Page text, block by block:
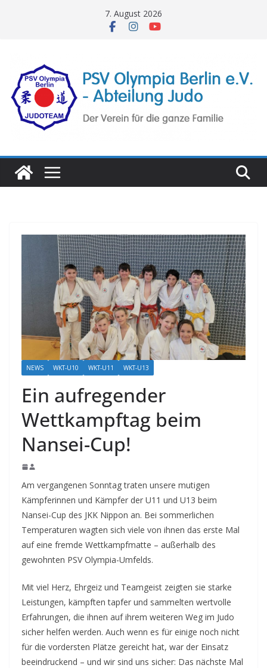
7. August 2026
NEWS WKT-U10 WKT-U11 WKT-U13
Ein aufregender
Wettkampftag beim
Nansei-Cup!
Am vergangenen Sonntag traten unsere mutigen
Kämpferinnen und Kämpfer der U11 und U13 beim
Nansei-Cup des JKK Nippon an. Bei sommerlichen
Temperaturen wagten sich viele von ihnen das erste Mal
auf eine fremde Wettkampfmatte – außerhalb des
gewohnten PSV Olympia-Umfelds.
Mit viel Herz, Ehrgeiz und Teamgeist zeigten sie starke
Leistungen, kämpften tapfer und sammelten wertvolle
Erfahrungen, die ihnen auf ihrem weiteren Weg im Judo
sicher helfen werden. Auch wenn es für einige noch nicht
für die vordersten Plätze gereicht hat, war der Einsatz
beeindruckend – und wir sind uns sicher: Das nächste Mal